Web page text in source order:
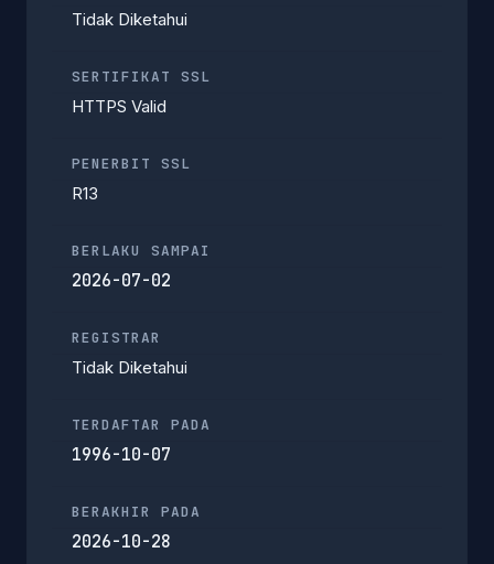
Tidak Diketahui
SERTIFIKAT SSL
HTTPS Valid
PENERBIT SSL
R13
BERLAKU SAMPAI
2026-07-02
REGISTRAR
Tidak Diketahui
TERDAFTAR PADA
1996-10-07
BERAKHIR PADA
2026-10-28